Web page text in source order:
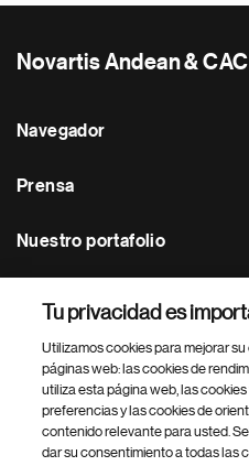
Novartis Andean &
Navegador
Prensa
Nuestro portafolio
Footer Site Search
Tu privacidad es
Utilizamos cookies para mejorar
páginas web: las cookies de
utiliza esta página web, las
preferencias y las cookies de
contenido relevante para usted.
dar su consentimiento a todas las